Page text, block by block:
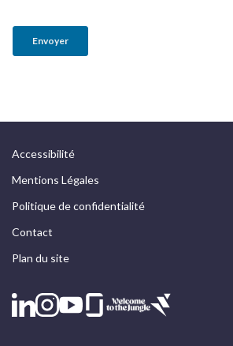
Accessibilité
Mentions Légales
Politique de confidentialité
Contact
Plan du site